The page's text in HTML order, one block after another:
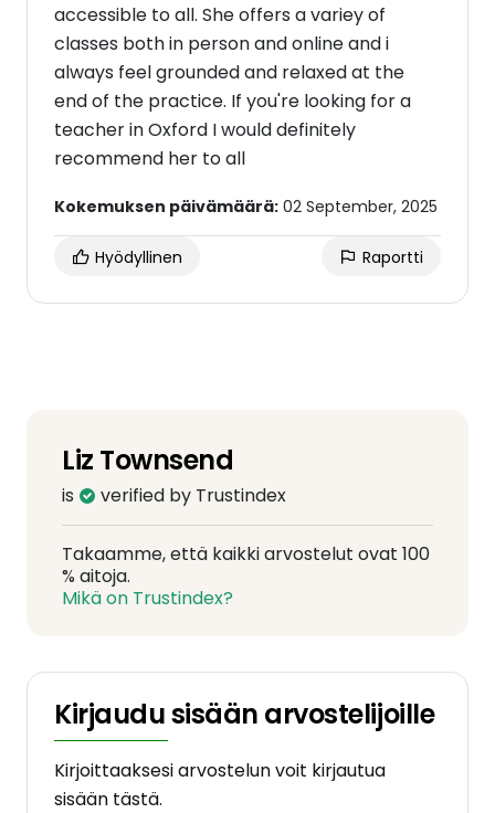
accessible to all. She offers a variey of
classes both in person and online and i
always feel grounded and relaxed at the
end of the practice. If you're looking for a
teacher in Oxford I would definitely
recommend her to all
Kokemuksen päivämäärä: 02 September, 2025
Hyödyllinen Raportti
Liz Townsend
is verified by Trustindex
Takaamme, että kaikki arvostelut ovat 100
% aitoja.
Mikä on Trustindex?
Kirjaudu sisään arvostelijoille
Kirjoittaaksesi arvostelun voit kirjautua
sisään tästä.